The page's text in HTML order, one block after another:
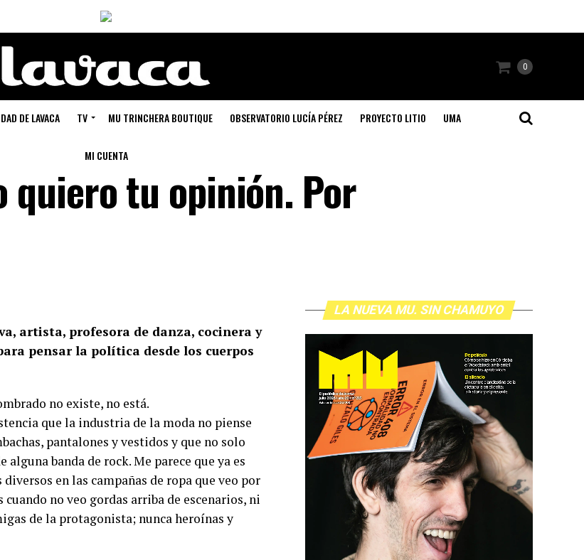
0
DE LAVACA TV MU TRINCHERA BOUTIQUE OBSERVATORIO LUCÍA PÉREZ PROYECTO LITIO UMA
MI CUENTA
quiero tu opinión. Por
artista, profesora de danza, cocinera y
pensar la política desde los cuerpos
no existe, no está.
que la industria de la moda no piense
pantalones y vestidos y que no solo
banda de rock. Me parece que ya es
en las campañas de ropa que veo por
no veo gordas arriba de escenarios, ni
de la protagonista; nunca heroínas y
LA NUEVA MU. SIN CHAMUYO